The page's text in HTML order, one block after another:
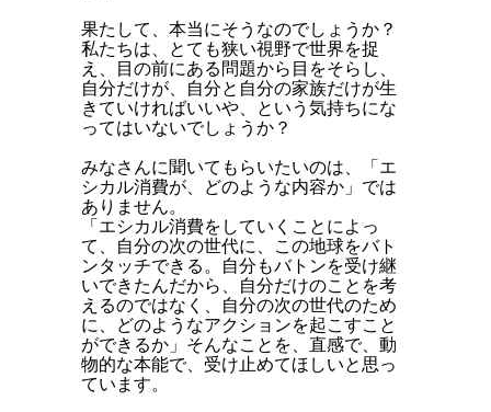
果たして、本当にそうなのでしょうか？
私たちは、とても狭い視野で世界を捉
え、目の前にある問題から目をそらし、
自分だけが、自分と自分の家族だけが生
きていければいいや、という気持ちにな
ってはいないでしょうか？
みなさんに聞いてもらいたいのは、「エ
シカル消費が、どのような内容か」では
ありません。
「エシカル消費をしていくことによっ
て、自分の次の世代に、この地球をバト
ンタッチできる。自分もバトンを受け継
いできたんだから、自分だけのことを考
えるのではなく、自分の次の世代のため
に、どのようなアクションを起こすこと
ができるか」そんなことを、直感で、動
物的な本能で、受け止めてほしいと思っ
ています。